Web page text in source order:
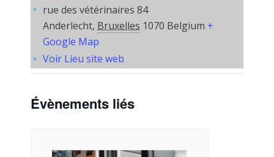
rue des vétérinaires 84
Anderlecht, Bruxelles 1070 Belgium +
Google Map
Voir Lieu site web
Évènements liés